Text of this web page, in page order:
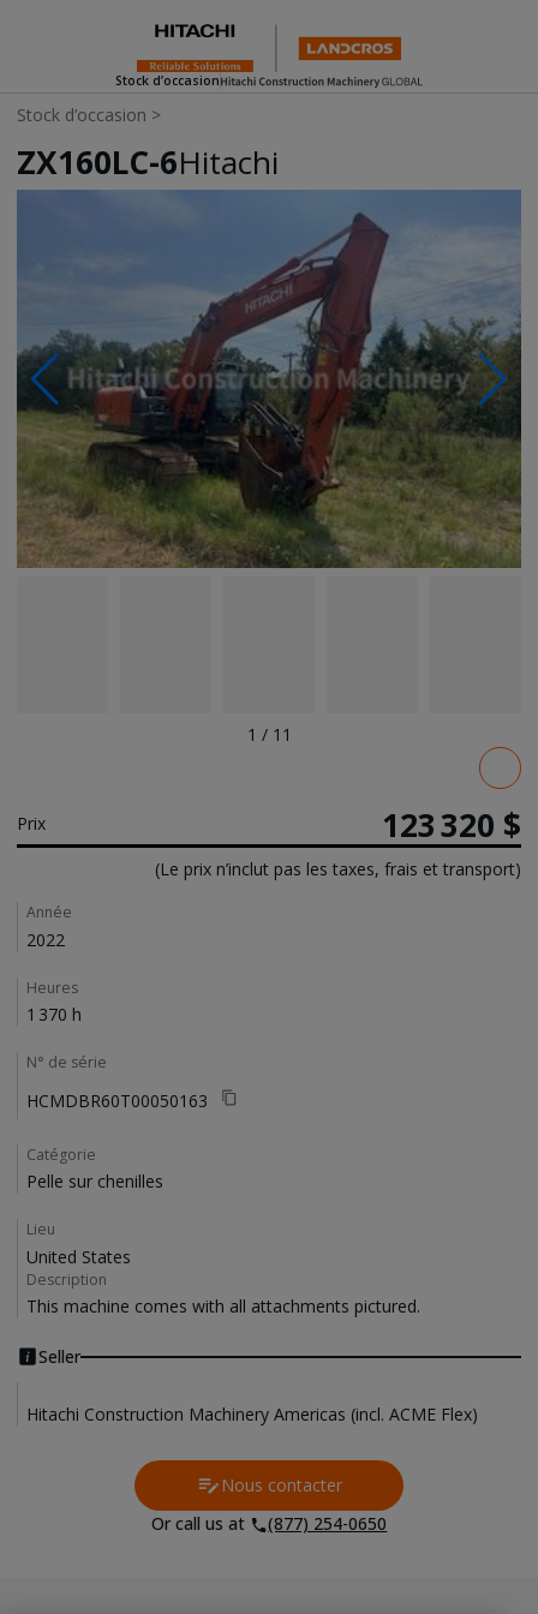
Stock d’occasion
Stock d’occasion >
ZX160LC-6Hitachi
1 / 11
Prix 123 320 $
(Le prix n’inclut pas les taxes, frais et transport)
Details
Année
2022
Heures
1 370 h
N° de série
HCMDBR60T00050163
Catégorie
Pelle sur chenilles
Lieu
United States
Description
This machine comes with all attachments pictured.
Seller
Hitachi Construction Machinery Americas (incl. ACME Flex)
Contact Us
Nous contacter
Or call us at
(877) 254-0650